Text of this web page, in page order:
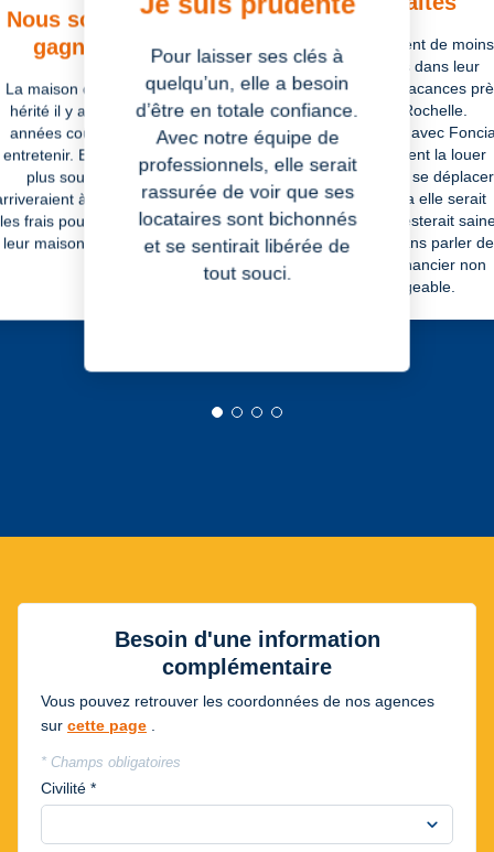
Pour laisser ses clés à
quelqu’un, elle a besoin
d’être en totale confiance.
Avec notre équipe de
professionnels, elle serait
rassurée de voir que ses
locataires sont bichonnés
et se sentirait libérée de
tout souci.
Ils se rendent de moins
en moins dans leur
maison de vacances
de La Rochelle.
Aujourd’hui, avec
ils pourraient la louer
sans devoir se
Comme ça elle serait
occupée, resterait
et aérée sans parler de
l’apport financier non
négligeable.
reposer sur quelqu’un
ponctuellement, juste
la souplesse de la
cogestion, il pourrait
locations comme bon lui
semble.
Nous sommes
gagnants
La maison dont ils ont
hérité il y a quelques
années coûte cher à
entretenir. En la louant
plus souvent, ils
à compenser
les frais pour conserver
leur maison de famille.
Diapositive 1 sur 4
Diapositive 2 sur 4
Diapositive 3 sur 4
Diapositive 4 sur 4
Besoin d'une information
complémentaire
Vous pouvez retrouver les coordonnées de nos agences
sur cette page
* Champs obligatoires
Civilité *
expand_more